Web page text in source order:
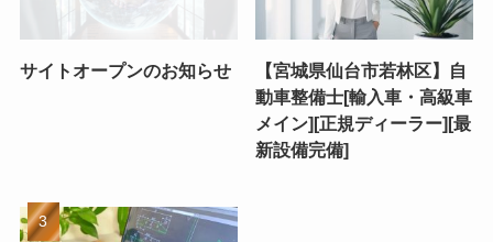
サイトオープンのお知らせ
【宮城県仙台市若林区】自
動車整備士[輸入車・高級車
メイン][正規ディーラー][最
新設備完備]